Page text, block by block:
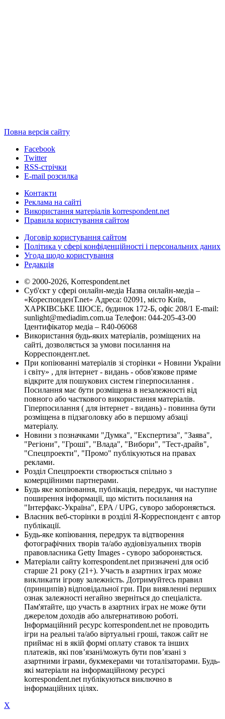
Повна версія сайту
Facebook
Twitter
RSS-стрічки
E-mail розсилка
Контакти
Реклама на сайті
Використання матеріалів korrespondent.net
Правила користування сайтом
Договір користування сайтом
Політика у сфері конфіденційності і персональних даних
Угода щодо користування
Редакція
© 2000-2026, Korrespondent.net
Суб'єкт у сфері онлайн-медіа Назва онлайн-медіа –
«КореспонденТ.net» Адреса: 02091, місто Київ,
ХАРКІВСЬКЕ ШОСЕ, будинок 172-Б, офіс 208/1 E-mail:
sunlight@mediadim.com.ua Телефон: 044-205-43-00
Ідентифікатор медіа – R40-06068
Використання будь-яких матеріалів, розміщених на
сайті, дозволяється за умови посилання на
Корреспондент.net.
При копіюванні матеріалів зі сторінки « Новини України
і світу» , для інтернет - видань - обов'язкове пряме
відкрите для пошукових систем гіперпосилання .
Посилання має бути розміщена в незалежності від
повного або часткового використання матеріалів.
Гіперпосилання ( для інтернет - видань) - повинна бути
розміщена в підзаголовку або в першому абзаці
матеріалу.
Новини з позначками "Думка", "Експертиза", "Заява",
"Регіони", "Гроші", "Влада", "Вибори", "Тест-драйв",
"Спецпроекти", "Промо" публікуються на правах
реклами.
Розділ Спецпроекти створюється спільно з
комерційними партнерами.
Будь яке копіювання, публікація, передрук, чи наступне
поширення інформації, що містить посилання на
"Інтерфакс-Україна", EPA / UPG, суворо забороняється.
Власник веб-сторінки в розділі Я-Корреспондент є автор
публікації.
Будь-яке копіювання, передрук та відтворення
фотографічних творів та/або аудіовізуальних творів
правовласника Getty Images - суворо забороняється.
Матеріали сайту korrespondent.net призначені для осіб
старше 21 року (21+). Участь в азартних іграх може
викликати ігрову залежність. Дотримуйтесь правил
(принципів) відповідальної гри. При виявленні перших
ознак залежності негайно зверніться до спеціаліста.
Пам'ятайте, що участь в азартних іграх не може бути
джерелом доходів або альтернативою роботі.
Інформаційний ресурс korrespondent.net не проводить
ігри на реальні та/або віртуальні гроші, також сайт не
приймає ні в якій формі оплату ставок та інших
платежів, які пов’язані/можуть бути пов’язані з
азартними іграми, букмекерами чи тоталізаторами. Будь-
які матеріали на інформаційному ресурсі
korrespondent.net публікуються виключно в
інформаційних цілях.
X